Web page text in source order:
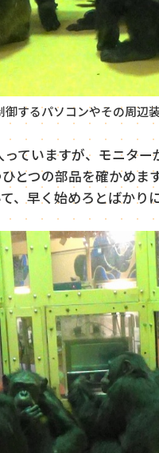
するパソコンやその周辺
ていますが、モニタ
とつの部品を確かめ
、早く始めろとばかり